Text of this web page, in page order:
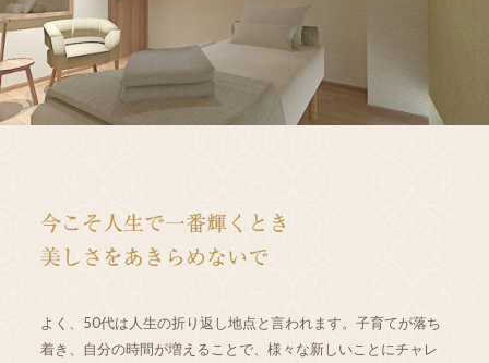
よく、50代は人生の折り返し地点と言われます。子育てが落ち
着き、自分の時間が増えることで、様々な新しいことにチャレ